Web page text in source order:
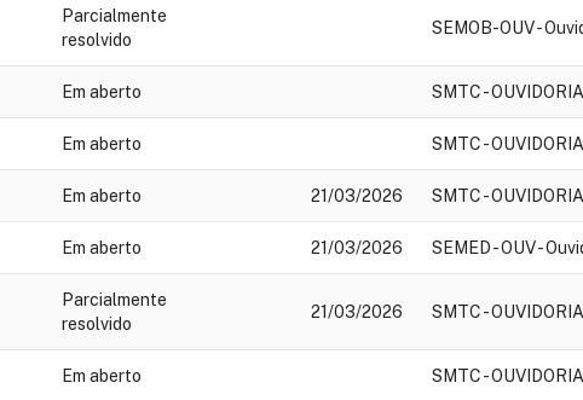
Parcialmente
resolvido
SEMOB-OUV -
Em aberto SMTC -
Em aberto SMTC -
Em aberto 21/03/2026 SMTC -
Em aberto 21/03/2026 SEMED - OUV -
Parcialmente
resolvido
21/03/2026 SMTC -
Em aberto SMTC -